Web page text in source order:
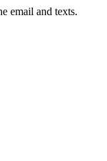
email and texts.